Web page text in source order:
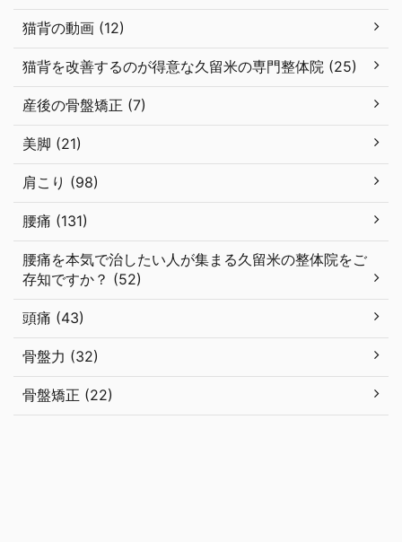
猫背の動画 (12)
猫背を改善するのが得意な久留米の専門整体院 (25)
産後の骨盤矯正 (7)
美脚 (21)
肩こり (98)
腰痛 (131)
腰痛を本気で治したい人が集まる久留米の整体院をご
存知ですか？ (52)
頭痛 (43)
骨盤力 (32)
骨盤矯正 (22)